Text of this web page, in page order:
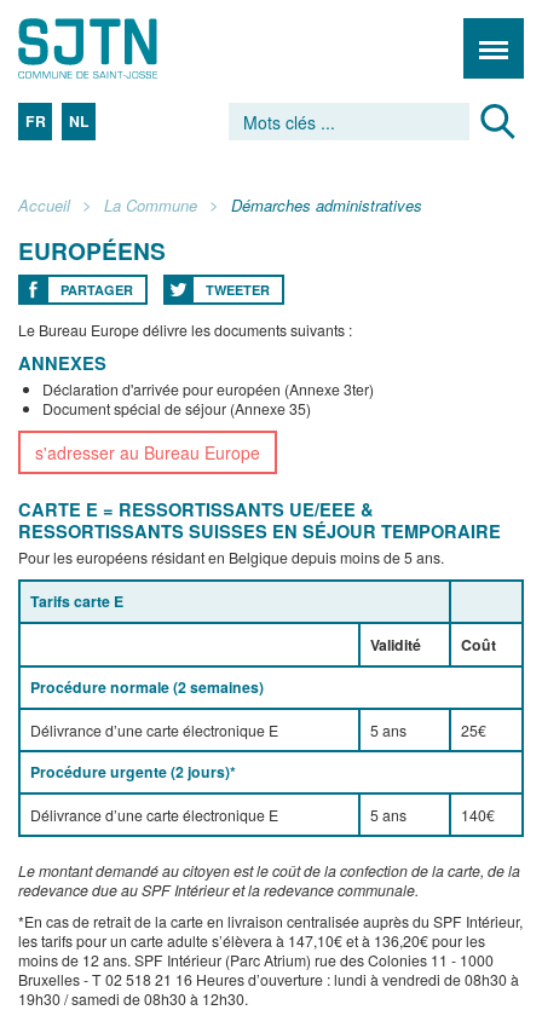
FR NL
Accueil La Commune Démarches administratives
EUROPÉENS
PARTAGER TWEETER
Le Bureau Europe délivre les documents suivants :
ANNEXES
Déclaration d'arrivée pour européen (Annexe 3ter)
Document spécial de séjour (Annexe 35)
s'adresser au Bureau Europe
CARTE E = RESSORTISSANTS UE/EEE &
RESSORTISSANTS SUISSES EN SÉJOUR TEMPORAIRE
Pour les européens résidant en Belgique depuis moins de 5 ans.
Tarifs carte E
Validité
Coût
Procédure normale (2 semaines)
Délivrance d’une carte électronique E 5 ans 25€
Procédure urgente (2 jours)*
Délivrance d’une carte électronique E 5 ans 140€
Le montant demandé au citoyen est le coût de la confection de la carte, de la
redevance due au SPF Intérieur et la redevance communale.
*En cas de retrait de la carte en livraison centralisée auprès du SPF Intérieur,
les tarifs pour un carte adulte s’élèvera à 147,10€ et à 136,20€ pour les
moins de 12 ans. SPF Intérieur (Parc Atrium) rue des Colonies 11 - 1000
Bruxelles - T 02 518 21 16 Heures d’ouverture : lundi à vendredi de 08h30 à
19h30 / samedi de 08h30 à 12h30.